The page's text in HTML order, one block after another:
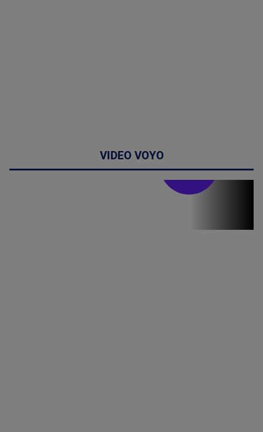
VIDEO VOYO
Stirile PRO TV